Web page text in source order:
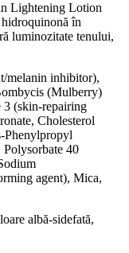
Lightening Lotion
în
luminozitate tenului,
melanin inhibitor),
(Mulberry)
(skin-repairing
Cholesterol
Phenylpropyl
40
agent), Mica,
albă-sidefată,